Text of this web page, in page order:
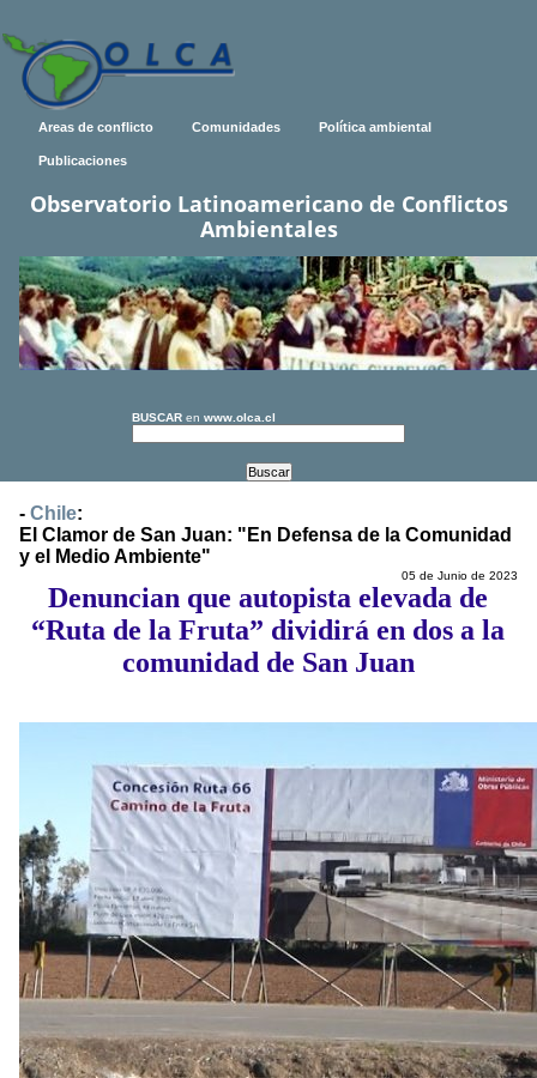
Areas de conflicto Comunidades Política ambiental
Publicaciones
Observatorio Latinoamericano de Conflictos
Ambientales
BUSCAR en www.olca.cl
- Chile:
El Clamor de San Juan: "En Defensa de la Comunidad
y el Medio Ambiente"
05 de Junio de 2023
Denuncian que autopista elevada de
“Ruta de la Fruta” dividirá en dos a la
comunidad de San Juan